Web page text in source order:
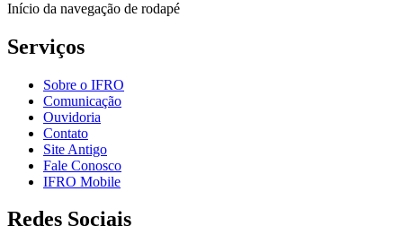
Início da navegação de rodapé
Serviços
Sobre o IFRO
Comunicação
Ouvidoria
Contato
Site Antigo
Fale Conosco
IFRO Mobile
Redes Sociais